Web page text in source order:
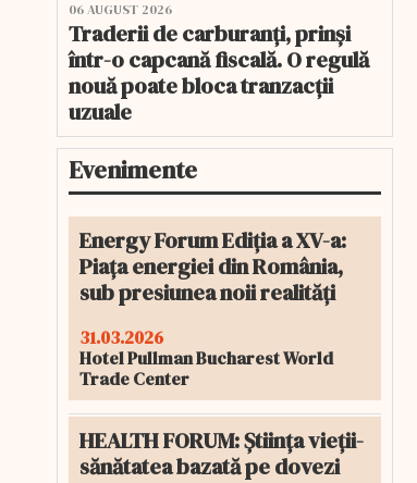
06 AUGUST 2026
Traderii de carburanți, prinși
într-o capcană fiscală. O regulă
nouă poate bloca tranzacții
uzuale
Evenimente
Energy Forum Ediția a XV-a:
Piața energiei din România,
sub presiunea noii realități
31.03.2026
Hotel Pullman Bucharest World
Trade Center
HEALTH FORUM: Știința vieții-
sănătatea bazată pe dovezi